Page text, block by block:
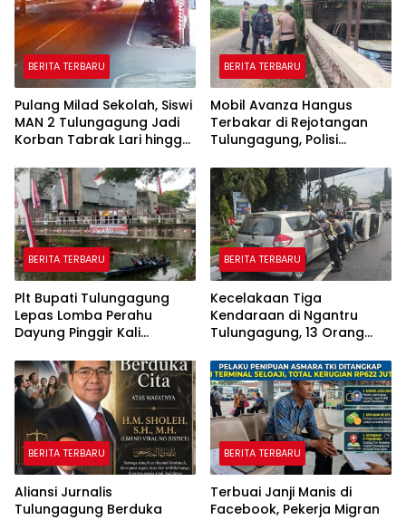
BERITA TERBARU
Pulang Milad Sekolah, Siswi
MAN 2 Tulungagung Jadi
Korban Tabrak Lari hingga
BERITA TERBARU
Mobil Avanza Hangus
Terbakar di Rejotangan
Tulungagung, Polisi
Bahan Bakar
BERITA TERBARU
Plt Bupati Tulungagung
Lepas Lomba Perahu
Dayung Pinggir Kali
BERITA TERBARU
Kecelakaan Tiga
Kendaraan di Ngantru
Tulungagung, 13 Orang
BERITA TERBARU
Aliansi Jurnalis
Tulungagung Berduka
BERITA TERBARU
Terbuai Janji Manis di
Facebook, Pekerja Migran